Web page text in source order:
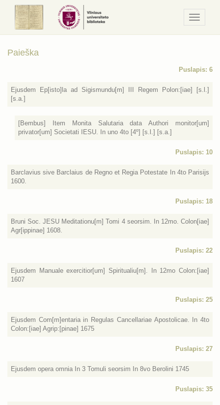
/
Meniu
Paieška
Puslapis: 6
Ejusdem Ep[isto]la ad Sigismundu[m] III Regem Polon:[iae] [s.l.]
[s.a.]
[Bembus] Item Monita Salutaria data Authori monitor[um]
privator[um] Societati IESU. In uno 4to [4º] [s.l.] [s.a.]
Puslapis: 10
Barclavius sive Barclaius de Regno et Regia Potestate In 4to Parisijs
1600.
Puslapis: 18
Bruni Soc. JESU Meditationu[m] Tomi 4 seorsim. In 12mo. Colon[iae]
Agr[ippinae] 1608.
Puslapis: 22
Ejusdem Manuale exercitior[um] Spiritualiu[m]. In 12mo Colon:[iae]
1607
Puslapis: 25
Ejusdem Com[m]entaria in Regulas Cancellariae Apostolicae. In 4to
Colon:[iae] Agrip:[pinae] 1675
Puslapis: 27
Ejusdem opera omnia In 3 Tomuli seorsim In 8vo Berolini 1745
Puslapis: 35